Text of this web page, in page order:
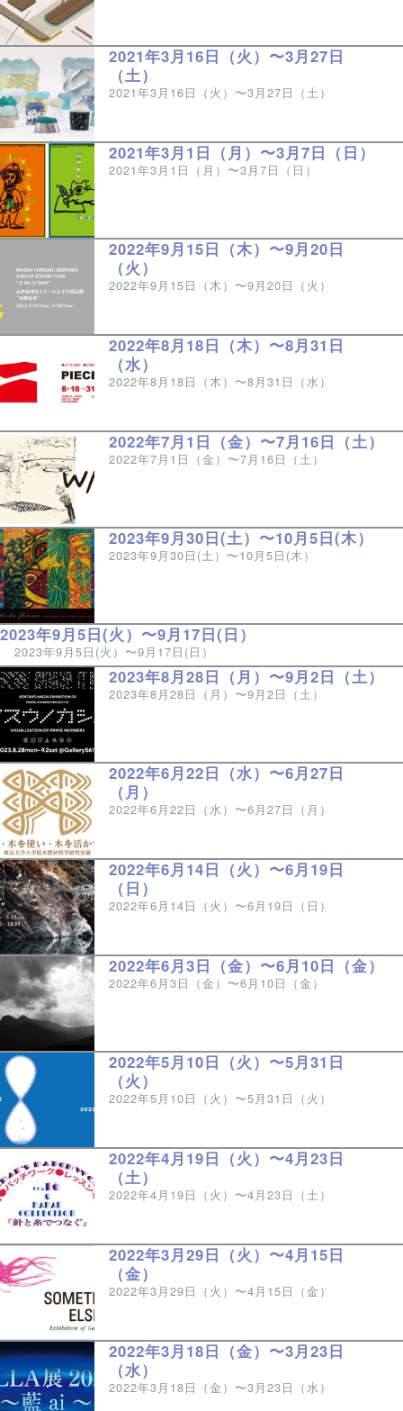
2021年3月16日（火）〜3月27日
（土）
2021年3月16日（火）〜3月27日（土）
2021年3月1日（月）〜3月7日（日）
2021年3月1日（月）〜3月7日（日）
2022年9月15日（木）〜9月20日
（火）
2022年9月15日（木）〜9月20日（火）
2022年8月18日（木）〜8月31日
（水）
2022年8月18日（木）〜8月31日（水）
2022年7月1日（金）〜7月16日（土）
2022年7月1日（金）〜7月16日（土）
2023年9月30日(土）〜10月5日(木）
2023年9月30日(土）〜10月5日(木）
2023年9月5日(火）〜9月17日(日）
2023年9月5日(火）〜9月17日(日）
2023年8月28日（月）〜9月2日（土）
2023年8月28日（月）〜9月2日（土）
2022年6月22日（水）〜6月27日
（月）
2022年6月22日（水）〜6月27日（月）
2022年6月14日（火）〜6月19日
（日）
2022年6月14日（火）〜6月19日（日）
2022年6月3日（金）〜6月10日（金）
2022年6月3日（金）〜6月10日（金）
2022年5月10日（火）〜5月31日
（火）
2022年5月10日（火）〜5月31日（火）
2022年4月19日（火）〜4月23日
（土）
2022年4月19日（火）〜4月23日（土）
2022年3月29日（火）〜4月15日
（金）
2022年3月29日（火）〜4月15日（金）
2022年3月18日（金）〜3月23日
（水）
2022年3月18日（金）〜3月23日（水）